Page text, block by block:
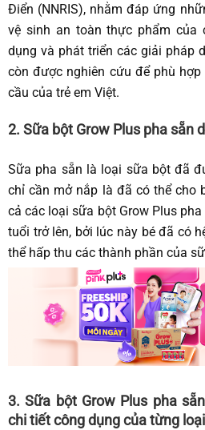
Điển (NNRIS), nhằm đáp ứng
vệ sinh an toàn thực phẩm của
dụng và phát triển các giải pháp
còn được nghiên cứu để phù
cầu của trẻ em Việt.
2. Sữa bột Grow Plus pha sẵn
Sữa pha sẵn là loại sữa bột đã
chỉ cần mở nắp là đã có thể cho
cả các loạisữa bột Grow Plus pha
tuổi trở lên, bởi lúc này bé đã có
thể hấp thu các thành phần của
3.Sữa bột Grow Plus pha sẵn
chi tiết công dụng của từng loại